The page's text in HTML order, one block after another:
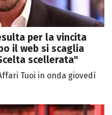
per la vincita
il web si scaglia
scellerata"
Tuoi in onda giovedì